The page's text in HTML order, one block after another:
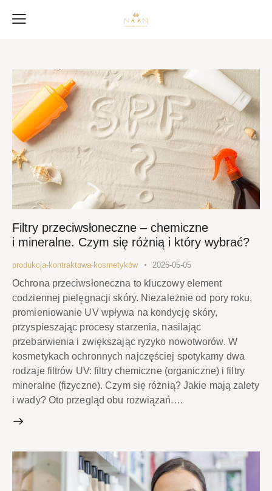
Filtry przeciwsłoneczne – chemiczne
i mineralne. Czym się różnią i który wybrać?
produkcja-kontraktowa-kosmetyków 2025-05-05
Ochrona przeciwsłoneczna to kluczowy element
codziennej pielęgnacji skóry. Niezależnie od pory roku,
promieniowanie UV wpływa na kondycję skóry,
przyspieszając procesy starzenia, nasilając
przebarwienia i zwiększając ryzyko nowotworów. W
kosmetykach ochronnych najczęściej spotykamy dwa
rodzaje filtrów UV: filtry chemiczne (organiczne) i filtry
mineralne (fizyczne). Czym się różnią? Jakie mają zalety
i wady? Oto przegląd obu rozwiązań.…